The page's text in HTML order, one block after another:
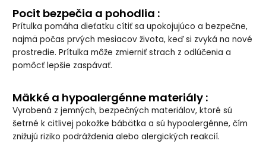
Pocit bezpečia a pohodlia :
Prítulka pomáha dieťatku cítiť sa upokojujúco a bezpečne,
najmä počas prvých mesiacov života, keď si zvyká na nové
prostredie. Prítulka môže zmierniť strach z odlúčenia a
pomôcť lepšie zaspávať.
Mäkké a hypoalergénne materiály :
Vyrobená z jemných, bezpečných materiálov, ktoré sú
šetrné k citlivej pokožke bábätka a sú hypoalergénne, čím
znižujú riziko podráždenia alebo alergických reakcií.